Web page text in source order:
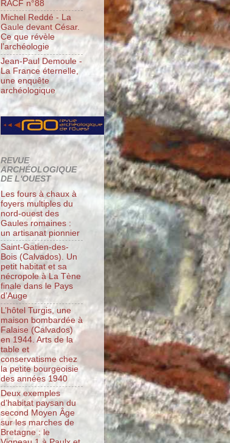
RACF n°88
Michel Reddé - La
Gaule devant César.
Ce que révèle
l’archéologie
Jean-Paul Demoule -
La France éternelle,
une enquête
archéologique
REVUE
ARCHÉOLOGIQUE
DE L'OUEST
Les fours à chaux à
foyers multiples du
nord-ouest des
Gaules romaines :
un artisanat pionnier
Saint-Gatien-des-
Bois (Calvados). Un
petit habitat et sa
nécropole à La Tène
finale dans le Pays
d’Auge
L’hôtel Turgis, une
maison bombardée à
Falaise (Calvados)
en 1944. Arts de la
table et
conservatisme chez
la petite bourgeoisie
des années 1940
Deux exemples
d’habitat paysan du
second Moyen Âge
sur les marches de
Bretagne : le